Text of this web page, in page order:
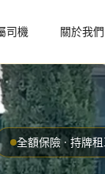
司機 關於我們
全額保險 · 持牌